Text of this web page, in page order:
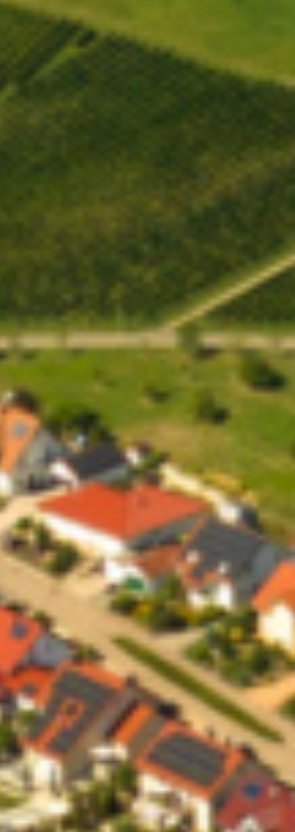
BAROCKE
GEWEBT-
TRIFFT BAROCK
09.MAI 2026
ZWISCHEN
SWING
01.MÄRZ 2026